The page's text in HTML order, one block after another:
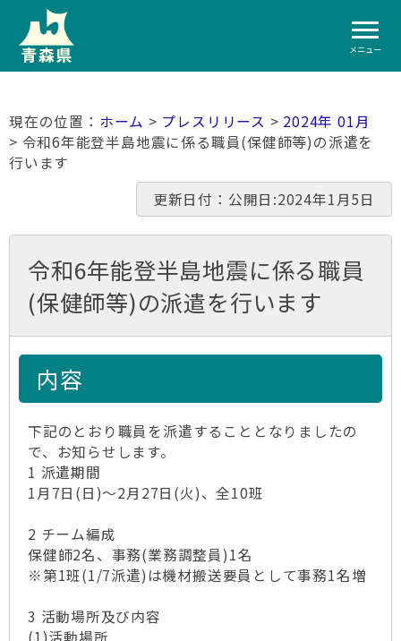
メニュー
ホーム > プレスリリース > 2024年 01月
> 令和6年能登半島地震に係る職員(保健師等)の派遣を
行います
更新日付：公開日:2024年1月5日
令和6年能登半島地震に係る職員
(保健師等)の派遣を行います
内容
下記のとおり職員を派遣することとなりましたの
で、お知らせします。
1 派遣期間
1月7日(日)～2月27日(火)、全10班
2 チーム編成
保健師2名、事務(業務調整員)1名
※第1班(1/7派遣)は機材搬送要員として事務1名増
3 活動場所及び内容